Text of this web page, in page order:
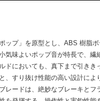
ップ」を原型とし、ABS 樹脂
気味よいポップ音が特長で、
ドにおいても、真下まで引きき
、すり抜け性能の高い設計によ
レードは、絶妙なブレーキとフ